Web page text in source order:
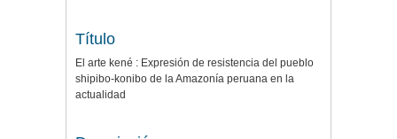
Título
El arte kené : Expresión de resistencia del pueblo
shipibo-konibo de la Amazonía peruana en la
actualidad